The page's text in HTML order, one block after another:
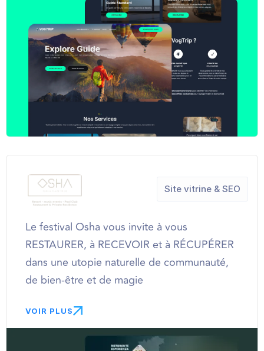
Le festival Osha vous invite à vous
RESTAURER, à RECEVOIR et à RÉCUPÉRER
dans une utopie naturelle de communauté,
de bien-être et de magie
VOIR PLUS
Site vitrine & SEO